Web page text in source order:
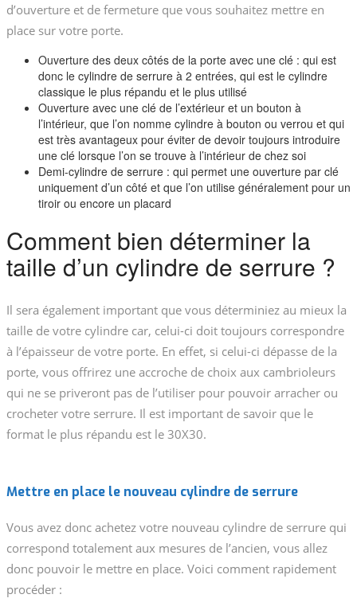
d’ouverture et de fermeture que vous souhaitez mettre en
place sur votre porte.
Ouverture des deux côtés de la porte avec une clé : qui est
donc le cylindre de serrure à 2 entrées, qui est le cylindre
classique le plus répandu et le plus utilisé
Ouverture avec une clé de l’extérieur et un bouton à
l’intérieur, que l’on nomme cylindre à bouton ou verrou et qui
est très avantageux pour éviter de devoir toujours introduire
une clé lorsque l’on se trouve à l’intérieur de chez soi
Demi-cylindre de serrure : qui permet une ouverture par clé
uniquement d’un côté et que l’on utilise généralement pour un
tiroir ou encore un placard
Comment bien déterminer la
taille d’un cylindre de serrure ?
Il sera également important que vous déterminiez au mieux la
taille de votre cylindre car, celui-ci doit toujours correspondre
à l’épaisseur de votre porte. En effet, si celui-ci dépasse de la
porte, vous offrirez une accroche de choix aux cambrioleurs
qui ne se priveront pas de l’utiliser pour pouvoir arracher ou
crocheter votre serrure. Il est important de savoir que le
format le plus répandu est le 30X30.
Mettre en place le nouveau cylindre de serrure
Vous avez donc achetez votre nouveau cylindre de serrure qui
correspond totalement aux mesures de l’ancien, vous allez
donc pouvoir le mettre en place. Voici comment rapidement
procéder :